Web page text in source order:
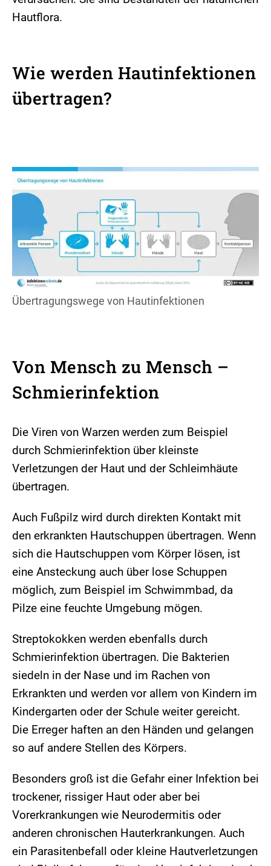
Hautflora.
Wie werden Hautinfektionen
übertragen?
Übertragungswege von Hautinfektionen
Von Mensch zu Mensch –
Schmierinfektion
Die Viren von Warzen werden zum Beispiel
durch Schmierinfektion über kleinste
Verletzungen der Haut und der Schleimhäute
übertragen.
Auch Fußpilz wird durch direkten Kontakt mit
den erkrankten Hautschuppen übertragen. Wenn
sich die Hautschuppen vom Körper lösen, ist
eine Ansteckung auch über lose Schuppen
möglich, zum Beispiel im Schwimmbad, da
Pilze eine feuchte Umgebung mögen.
Streptokokken werden ebenfalls durch
Schmierinfektion übertragen. Die Bakterien
siedeln in der Nase und im Rachen von
Erkrankten und werden vor allem von Kindern im
Kindergarten oder der Schule weiter gereicht.
Die Erreger haften an den Händen und gelangen
so auf andere Stellen des Körpers.
Besonders groß ist die Gefahr einer Infektion bei
trockener, rissiger Haut oder aber bei
Vorerkrankungen wie Neurodermitis oder
anderen chronischen Hauterkrankungen. Auch
ein Parasitenbefall oder kleine Hautverletzungen